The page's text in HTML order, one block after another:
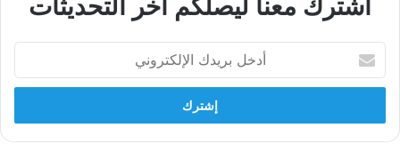
أشترك معنا ليصلكم اخر التحديثات
بريدك
الإلكتروني